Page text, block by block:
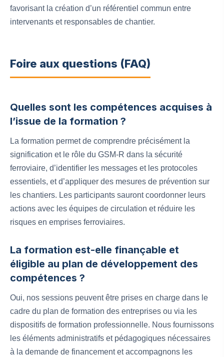
favorisant la création d’un référentiel commun entre
intervenants et responsables de chantier.
Foire aux questions (FAQ)
Quelles sont les compétences acquises à
l’issue de la formation ?
La formation permet de comprendre précisément la
signification et le rôle du GSM‑R dans la sécurité
ferroviaire, d’identifier les messages et les protocoles
essentiels, et d’appliquer des mesures de prévention sur
les chantiers. Les participants sauront coordonner leurs
actions avec les équipes de circulation et réduire les
risques en emprises ferroviaires.
La formation est-elle finançable et
éligible au plan de développement des
compétences ?
Oui, nos sessions peuvent être prises en charge dans le
cadre du plan de formation des entreprises ou via les
dispositifs de formation professionnelle. Nous fournissons
les éléments administratifs et pédagogiques nécessaires
à la demande de financement et accompagnons les